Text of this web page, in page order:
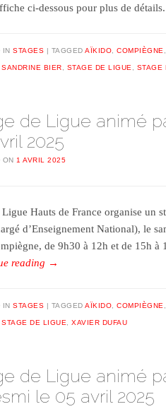
ci-dessous pour plus de
IN STAGES TAGGED AÏKIDO, COMPIÈGNE,
SANDRINE BIER, STAGE DE LIGUE, STAGE
de Ligue animé
2025
ON 1 AVRIL 2025
Hauts de France organise un
d’Enseignement National), le
de 9h30 à 12h et de 15h
reading →
IN STAGES TAGGED AÏKIDO, COMPIÈGNE,
STAGE DE LIGUE, XAVIER DUFAU
de Ligue animé
le 05 avril 2025